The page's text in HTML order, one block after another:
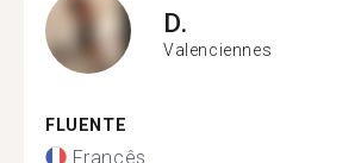
D.
Valenciennes
FLUENTE
Francês